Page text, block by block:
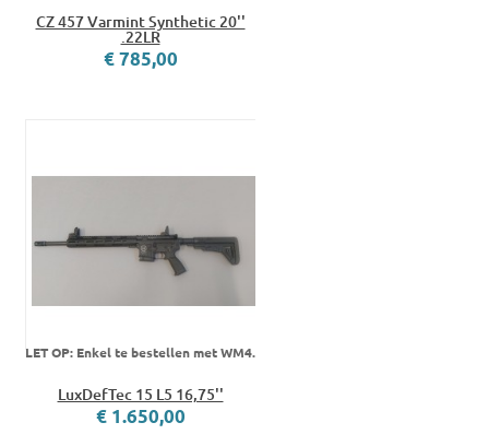
CZ 457 Varmint Synthetic 20''
.22LR
€ 785,00
LuxDefTec 15 L5 16,75''
€ 1.650,00
LET OP: Enkel te bestellen met WM4.